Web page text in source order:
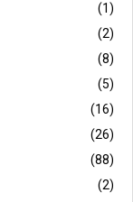
(1)
(2)
(8)
(5)
(16)
(26)
(88)
(2)